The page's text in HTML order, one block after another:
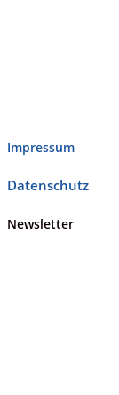
Impressum
Datenschutz
Newsletter